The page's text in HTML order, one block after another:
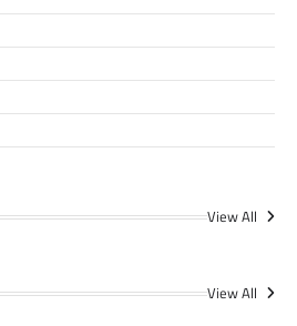
View All
View All